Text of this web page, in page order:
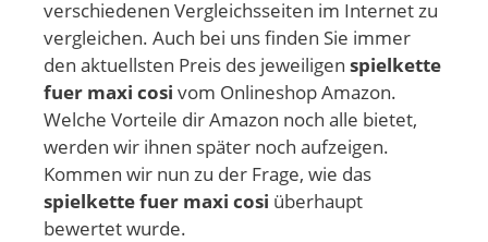
verschiedenen Vergleichsseiten im Internet zu
vergleichen. Auch bei uns finden Sie immer
den aktuellsten Preis des jeweiligen spielkette
fuer maxi cosi vom Onlineshop Amazon.
Welche Vorteile dir Amazon noch alle bietet,
werden wir ihnen später noch aufzeigen.
Kommen wir nun zu der Frage, wie das
spielkette fuer maxi cosi überhaupt
bewertet wurde.